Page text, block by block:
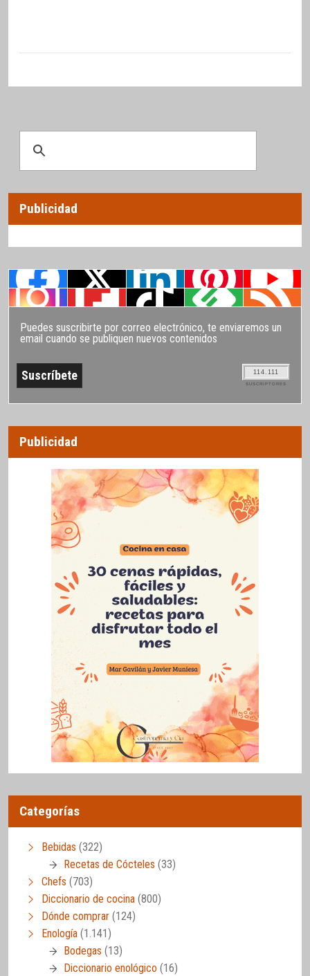
Publicidad
Puedes suscribirte por correo electrónico, te enviaremos un
email cuando se publiquen nuevos contenidos
114.111
SUSCRIPTORES
Publicidad
Categorías
Bebidas (322)
Recetas de Cócteles (33)
Chefs (703)
Diccionario de cocina (800)
Dónde comprar (124)
Enología (1.141)
Bodegas (13)
Diccionario enológico (16)